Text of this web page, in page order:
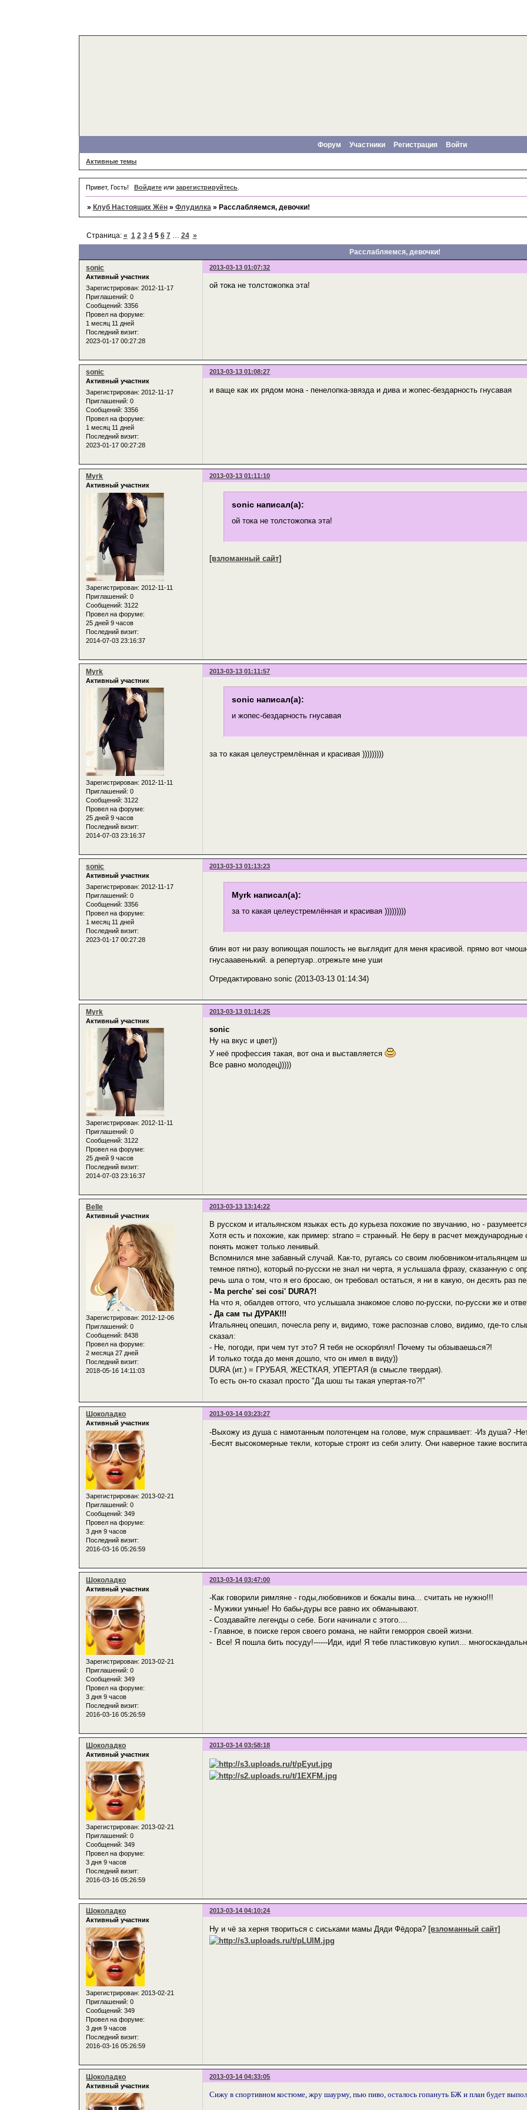
Форум Участники Регистрация Войти
Активные темы
Привет, Гость! Войдитеили зарегистрируйтесь.
» Клуб Настоящих Жён » Флудилка » Расслабляемся, девочки!
Расслабляемся, девочки!
Страница: « 1 2 3 4 5 6 7 … 24 »
2013-03-13 01:07:32
sonic
Активный участник
Зарегистрирован: 2012-11-17
Приглашений: 0
Сообщений: 3356
Провел на форуме:
1 месяц 11 дней
Последний визит:
2023-01-17 00:27:28
ой тока не толстожопка эта!
2013-03-13 01:08:27
sonic
Активный участник
Зарегистрирован: 2012-11-17
Приглашений: 0
Сообщений: 3356
Провел на форуме:
1 месяц 11 дней
Последний визит:
2023-01-17 00:27:28
и ваще как их рядом мона - пенелопка-звязда и дива и жопес-бездарность гнусавая
2013-03-13 01:11:10
Myrk
Активный участник
Зарегистрирован: 2012-11-11
Приглашений: 0
Сообщений: 3122
Провел на форуме:
25 дней 9 часов
Последний визит:
2014-07-03 23:16:37
sonic написал(а):
ой тока не толстожопка эта!
[взломанный сайт]
2013-03-13 01:11:57
Myrk
Активный участник
Зарегистрирован: 2012-11-11
Приглашений: 0
Сообщений: 3122
Провел на форуме:
25 дней 9 часов
Последний визит:
2014-07-03 23:16:37
sonic написал(а):
и жопес-бездарность гнусавая
за то какая целеустремлённая и красивая )))))))))
2013-03-13 01:13:23
sonic
Активный участник
Зарегистрирован: 2012-11-17
Приглашений: 0
Сообщений: 3356
Провел на форуме:
1 месяц 11 дней
Последний визит:
2023-01-17 00:27:28
Myrk написал(а):
за то какая целеустремлённая и красивая )))))))))
блин вот ни разу вопиющая пошлость не выглядит для меня красивой. прямо вот
гнусааавенький. а репертуар..отрежьте мне уши
Отредактировано sonic (2013-03-13 01:14:34)
2013-03-13 01:14:25
Myrk
Активный участник
Зарегистрирован: 2012-11-11
Приглашений: 0
Сообщений: 3122
Провел на форуме:
25 дней 9 часов
Последний визит:
2014-07-03 23:16:37
sonic
Ну на вкус и цвет))
У неё профессия такая, вот она и выставляется
Все равно молодец)))))
2013-03-13 13:14:22
Belle
Активный участник
Зарегистрирован: 2012-12-06
Приглашений: 0
Сообщений: 8438
Провел на форуме:
2 месяца 27 дней
Последний визит:
2018-05-16 14:11:03
В русском и итальянском языках есть до курьеза похожие по звучанию, но -
Хотя есть и похожие, как пример: strano = странный. Не беру в расчет
понять может только ленивый.
Вспомнился мне забавный случай. Как-то, ругаясь со своим любовником-итальянцем
темное пятно), который по-русски не знал ни черта, я услышала фразу, сказанную с
речь шла о том, что я его бросаю, он требовал остаться, я ни в какую, он десять раз
- Ma perche' sei cosi' DURA?!
На что я, обалдев оттого, что услышала знакомое слово по-русски, по-русски же и
- Да сам ты ДУРАК!!!
Итальянец опешил, почесла репу и, видимо, тоже распознав слово, видимо, где-то
сказал:
- Не, погоди, при чем тут это? Я тебя не оскорблял! Почему ты обзываешься?!
И только тогда до меня дошло, что он имел в виду))
DURA (ит.) = ГРУБАЯ, ЖЕСТКАЯ, УПЕРТАЯ (в смысле твердая).
То есть он-то сказал просто "Да шош ты такая упертая-то?!"
2013-03-14 03:23:27
Шоколадко
Активный участник
Зарегистрирован: 2013-02-21
Приглашений: 0
Сообщений: 349
Провел на форуме:
3 дня 9 часов
Последний визит:
2016-03-16 05:26:59
-Выхожу из душа с намотанным полотенцем на голове, муж спрашивает: -Из душа? -
-Бесят высокомерные текли, которые строят из себя элиту. Они наверное такие
2013-03-14 03:47:00
Шоколадко
Активный участник
Зарегистрирован: 2013-02-21
Приглашений: 0
Сообщений: 349
Провел на форуме:
3 дня 9 часов
Последний визит:
2016-03-16 05:26:59
-Как говорили римляне - годы,любовников и бокалы вина... считать не нужно!!!
- Мужики умные! Но бабы-дуры все равно их обманывают.
- Создавайте легенды о себе. Боги начинали с этого....
- Главное, в поиске героя своего романа, не найти геморроя своей жизни.
- Все! Я пошла бить посуду!------Иди, иди! Я тебе пластиковую купил...
2013-03-14 03:58:18
Шоколадко
Активный участник
Зарегистрирован: 2013-02-21
Приглашений: 0
Сообщений: 349
Провел на форуме:
3 дня 9 часов
Последний визит:
2016-03-16 05:26:59
2013-03-14 04:10:24
Шоколадко
Активный участник
Зарегистрирован: 2013-02-21
Приглашений: 0
Сообщений: 349
Провел на форуме:
3 дня 9 часов
Последний визит:
2016-03-16 05:26:59
Ну и чё за херня твориться с сиськами мамы Дяди Фёдора?[взломанный сайт]
2013-03-14 04:33:05
Шоколадко
Активный участник
Сижу в спортивном костюме, жру шаурму, пью пиво, осталось гопануть БЖ и план будет